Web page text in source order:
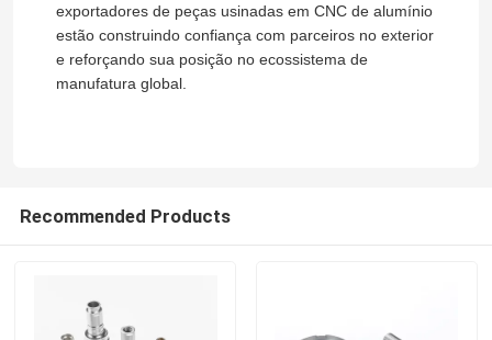
Notícias
Peças Usinadas CNC
Peças de trituração de gerencio do CNC
exportadores de peças usinadas em CNC de alumínio
estão construindo confiança com parceiros no exterior
e reforçando sua posição no ecossistema de
manufatura global.
Recommended Products